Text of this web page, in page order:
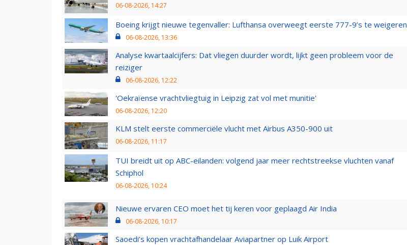
06-08-2026, 14:27
Boeing krijgt nieuwe tegenvaller: Lufthansa overweegt eerste 777-9’s te weigeren
06-08-2026, 13:36
Analyse kwartaalcijfers: Dat vliegen duurder wordt, lijkt geen probleem voor de
reiziger
06-08-2026, 12:22
'Oekraïense vrachtvliegtuig in Leipzig zat vol met munitie'
06-08-2026, 12:20
KLM stelt eerste commerciële vlucht met Airbus A350-900 uit
06-08-2026, 11:17
TUI breidt uit op ABC-eilanden: volgend jaar meer rechtstreekse vluchten vanaf
Schiphol
06-08-2026, 10:24
Nieuwe ervaren CEO moet het tij keren voor geplaagd Air India
06-08-2026, 10:17
Saoedi’s kopen vrachtafhandelaar Aviapartner op Luik Airport